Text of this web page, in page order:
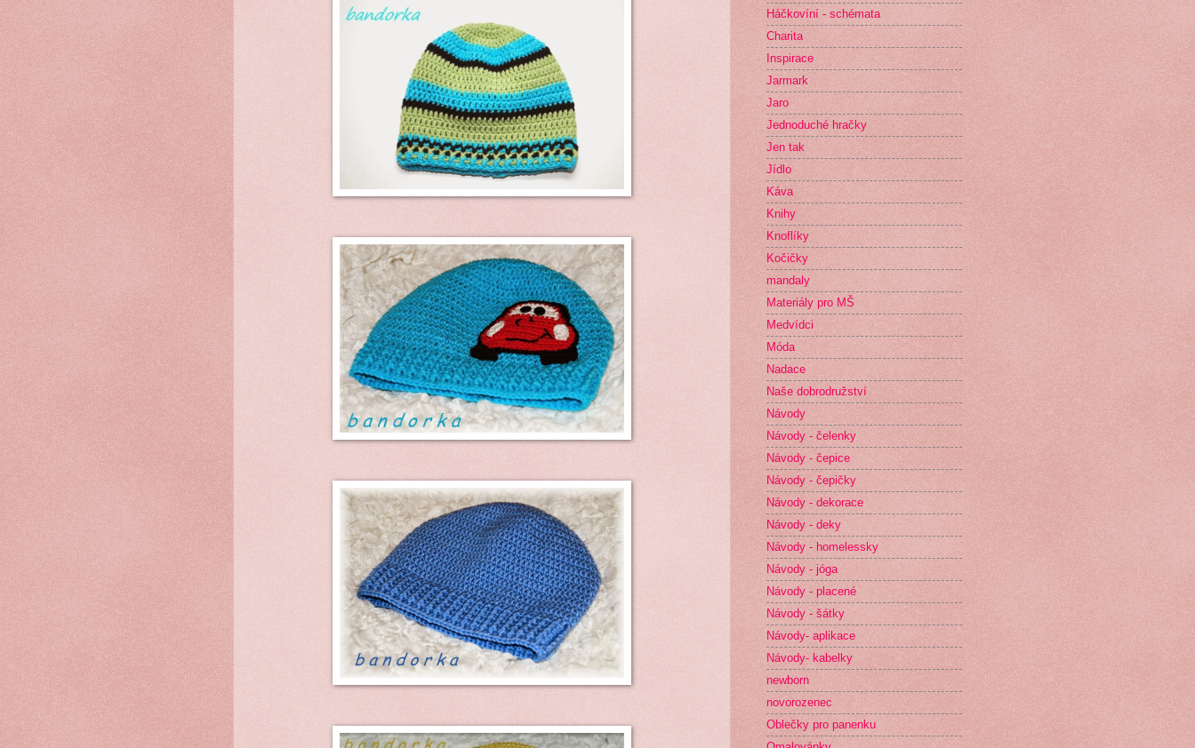
Háčkovíní - schémata
Charita
Inspirace
Jarmark
Jaro
Jednoduché hračky
Jen tak
Jídlo
Káva
Knihy
Knoflíky
Kočičky
mandaly
Materiály pro MŠ
Medvídci
Móda
Nadace
Naše dobrodružství
Návody
Návody - čelenky
Návody - čepice
Návody - čepičky
Návody - dekorace
Návody - deky
Návody - homelessky
Návody - jóga
Návody - placené
Návody - šátky
Návody- aplikace
Návody- kabelky
newborn
novorozenec
Oblečky pro panenku